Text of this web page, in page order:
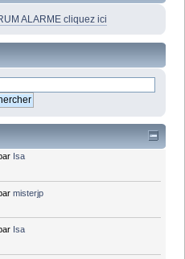
ALARME cliquez ici
Isa
misterjp
Isa